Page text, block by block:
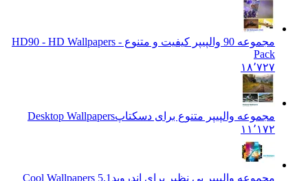
مجموعه 90 والپیپر کیفیت و متنوع - HD
90 - HD Wallpapers
۱۸٬۷۲۷
مجموعه والپیپر متنوع برای دسکتاپDesktop Wallpapers
۱۱٬۱۷۲
مجموعه والپیپر بی نظیر برای اندروید Cool Wallpapers 5.1